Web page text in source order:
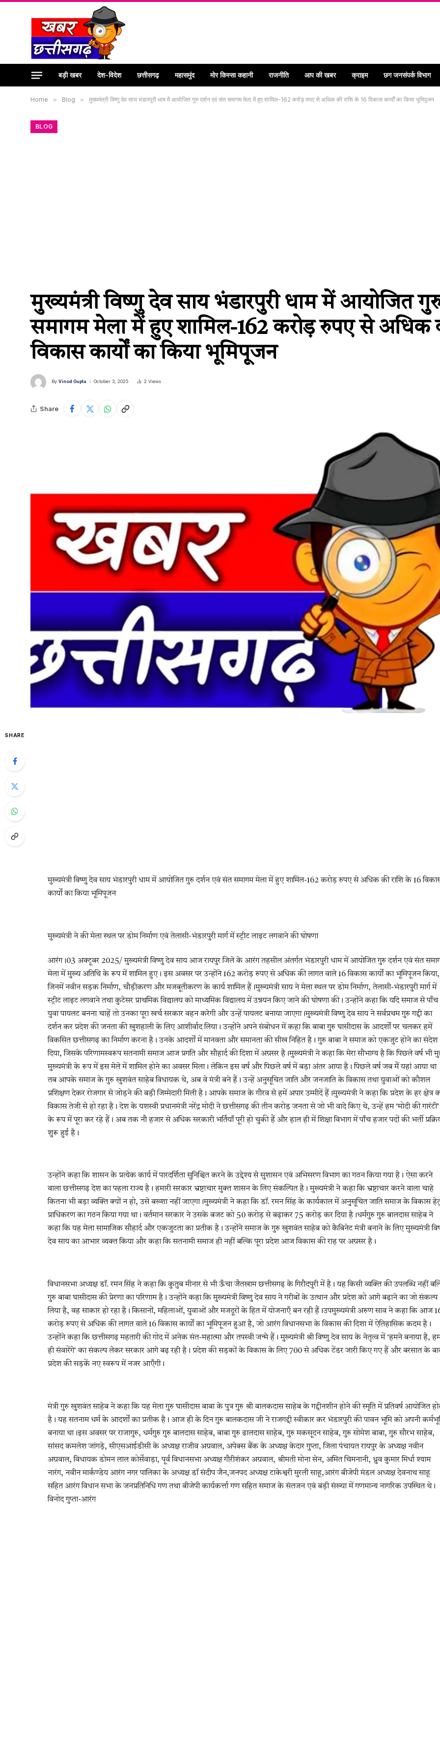
बड़ी खबर देश-विदेश छत्तीसगढ़ महासमुंद मोर किस्सा कहानी राजनीति आप की खबर क्राइम छग जनसंपर्क विभाग
Home » Blog » मुख्यमंत्री विष्णु देव साय भंडारपुरी धाम में आयोजित गुरु दर्शन एवं संत समागम मेला में हुए शामिल-162 करोड़ रुपए से अधिक की राशि के 16 विकास कार्यों का किया भूमिपूजन
BLOG
मुख्यमंत्री विष्णु देव साय भंडारपुरी धाम में आयोजित
समागम मेला में हुए शामिल-162 करोड़ रुपए से अधिक
विकास कार्यों का किया भूमिपूजन
By Vinod Gupta October 3, 2025 2 Views
Share
SHARE
मुख्यमंत्री विष्णु देव साय भंडारपुरी धाम में आयोजित गुरु दर्शन एवं संत समागम मेला में हुए शामिल-162 करोड़ रुपए से अधिक की राशि के 16
कार्यों का किया भूमिपूजन
मुख्यमंत्री ने की मेला स्थल पर डोम निर्माण एवं तेलासी-भंडारपुरी मार्ग में स्ट्रीट लाइट लगवाने की घोषणा
आरंग।03 अक्टूबर 2025/ मुख्यमंत्री विष्णु देव साय आज रायपुर जिले के आरंग तहसील अंतर्गत भंडारपुरी धाम में आयोजित गुरु दर्शन एवं संत
मेला में मुख्य अतिथि के रूप में शामिल हुए। इस अवसर पर उन्होंने 162 करोड़ रुपए से अधिक की लागत वाले 16 विकास कार्यों का भूमिपूजन किया,
जिनमें नवीन सड़क निर्माण, चौड़ीकरण और मजबूतीकरण के कार्य शामिल हैं।मुख्यमंत्री साय ने मेला स्थल पर डोम निर्माण, तेलासी-भंडारपुरी मार्ग में
स्ट्रीट लाइट लगवाने तथा कुटेसर प्राथमिक विद्यालय को माध्यमिक विद्यालय में उन्नयन किए जाने की घोषणा की। उन्होंने कहा कि यदि समाज से पाँच
युवा पायलट बनना चाहें तो उनका पूरा खर्च सरकार वहन करेगी और उन्हें पायलट बनाया जाएगा।मुख्यमंत्री विष्णु देव साय ने सर्वप्रथम गुरु गद्दी का
दर्शन कर प्रदेश की जनता की खुशहाली के लिए आशीर्वाद लिया। उन्होंने अपने संबोधन में कहा कि बाबा गुरु घासीदास के आदर्शों पर चलकर हमें
विकसित छत्तीसगढ़ का निर्माण करना है। उनके आदर्शों में मानवता और समानता की सीख निहित है। गुरु बाबा ने समाज को एकजुट होने का संदेश
दिया, जिसके परिणामस्वरूप सतनामी समाज आज प्रगति और सौहार्द की दिशा में अग्रसर है।मुख्यमंत्री ने कहा कि मेरा सौभाग्य है कि पिछले वर्ष भी
मुख्यमंत्री के रूप में इस मेले में शामिल होने का अवसर मिला। लेकिन इस वर्ष और पिछले वर्ष में बड़ा अंतर आया है। पिछले वर्ष जब मैं यहां आया था
तब आपके समाज के गुरु खुशवंत साहेब विधायक थे, अब वे मंत्री बने हैं। उन्हें अनुसूचित जाति और जनजाति के विकास तथा युवाओं को कौशल
प्रशिक्षण देकर रोजगार से जोड़ने की बड़ी जिम्मेदारी मिली है। आपके समाज के गौरव से हमें अपार उम्मीदें हैं।मुख्यमंत्री ने कहा कि प्रदेश के हर क्षेत्र
विकास तेजी से हो रहा है। देश के यशस्वी प्रधानमंत्री नरेंद्र मोदी ने छत्तीसगढ़ की तीन करोड़ जनता से जो भी वादे किए थे, उन्हें हम ‘मोदी की गारंटी’
के रूप में पूरा कर रहे हैं। अब तक नौ हजार से अधिक सरकारी भर्तियाँ पूरी हो चुकी हैं और हाल ही में शिक्षा विभाग में पाँच हजार पदों की भर्ती
शुरू हुई है।
उन्होंने कहा कि शासन के प्रत्येक कार्य में पारदर्शिता सुनिश्चित करने के उद्देश्य से सुशासन एवं अभिसरण विभाग का गठन किया गया है। ऐसा करने
वाला छत्तीसगढ़ देश का पहला राज्य है। हमारी सरकार भ्रष्टाचार मुक्त शासन के लिए संकल्पित है। मुख्यमंत्री ने कहा कि भ्रष्टाचार करने वाला चाहे
कितना भी बड़ा व्यक्ति क्यों न हो, उसे बख्शा नहीं जाएगा।मुख्यमंत्री ने कहा कि डॉ. रमन सिंह के कार्यकाल में अनुसूचित जाति समाज के विकास
प्राधिकरण का गठन किया गया था। वर्तमान सरकार ने उसके बजट को 50 करोड़ से बढ़ाकर 75 करोड़ कर दिया है।धर्मगुरु गुरु बालदास साहेब ने
कहा कि यह मेला सामाजिक सौहार्द और एकजुटता का प्रतीक है। उन्होंने समाज के गुरु खुशवंत साहेब को कैबिनेट मंत्री बनाने के लिए मुख्यमंत्री
देव साय का आभार व्यक्त किया और कहा कि सतनामी समाज ही नहीं बल्कि पूरा प्रदेश आज विकास की राह पर अग्रसर है।
विधानसभा अध्यक्ष डॉ. रमन सिंह ने कहा कि कुतुब मीनार से भी ऊँचा जैतखाम छत्तीसगढ़ के गिरौदपुरी में है। यह किसी व्यक्ति की उपलब्धि नहीं
गुरु बाबा घासीदास की प्रेरणा का परिणाम है। उन्होंने कहा कि मुख्यमंत्री विष्णु देव साय ने गरीबों के उत्थान और प्रदेश को आगे बढ़ाने का जो संकल्प
लिया है, वह साकार हो रहा है। किसानों, महिलाओं, युवाओं और मजदूरों के हित में योजनाएँ बन रही हैं।उपमुख्यमंत्री अरुण साव ने कहा कि आज
करोड़ रुपए से अधिक की लागत वाले 16 विकास कार्यों का भूमिपूजन हुआ है, जो आरंग विधानसभा के विकास की दिशा में ऐतिहासिक कदम है।
उन्होंने कहा कि छत्तीसगढ़ महतारी की गोद में अनेक संत-महात्मा और तपस्वी जन्मे हैं। मुख्यमंत्री श्री विष्णु देव साय के नेतृत्व में ‘हमने बनाया है,
ही संवारेंगे’ का संकल्प लेकर सरकार आगे बढ़ रही है। प्रदेश की सड़कों के विकास के लिए 700 से अधिक टेंडर जारी किए गए हैं और बरसात के
प्रदेश की सड़कें नए स्वरूप में नजर आएँगी।
मंत्री गुरु खुशवंत साहेब ने कहा कि यह मेला गुरु घासीदास बाबा के पुत्र गुरु श्री बालकदास साहेब के गद्दीनशीन होने की स्मृति में प्रतिवर्ष आयोजित
है। यह सतनाम धर्म के आदर्शों का प्रतीक है। आज ही के दिन गुरु बालकदास जी ने राजगद्दी स्वीकार कर भंडारपुरी की पावन भूमि को अपनी
बनाया था।इस अवसर पर राजागुरु, धर्मगुरु गुरु बालदास साहेब, बाबा गुरु ढालदास साहेब, गुरु मकसूदन साहेब, गुरु सोमेश बाबा, गुरु सौरभ साहेब,
सांसद कमलेश जांगड़े, सीएसआईडीसी के अध्यक्ष राजीव अग्रवाल, अपेक्स बैंक के अध्यक्ष केदार गुप्ता, जिला पंचायत रायपुर के अध्यक्ष नवीन
अग्रवाल, विधायक डोमन लाल कोर्सेवाड़ा, पूर्व विधानसभा अध्यक्ष गौरीशंकर अग्रवाल, श्रीमती मोना सेन, अमित चिमनानी, ध्रुव कुमार मिर्धा श्याम
नारंग, नवीन मार्कण्डेय आरंग नगर पालिका के अध्यक्ष डॉ संदीप जैन,जनपद अध्यक्ष टाकेश्वरी मुरली साहू,आरंग बीजेपी मंडल अध्यक्ष देवनाथ साहू
सहित आरंग विधान सभा के जनप्रतिनिधि गण तथा बीजेपी कार्यकर्त्ता गण सहित समाज के संतजन एवं बड़ी संख्या में गणमान्य नागरिक उपस्थित थे।
विनोद गुप्ता-आरंग